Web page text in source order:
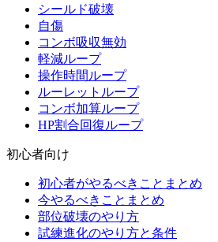
シールド破壊
自傷
コンボ吸収無効
軽減ループ
操作時間ループ
ルーレットループ
コンボ加算ループ
HP割合回復ループ
初心者向け
初心者がやるべきことまとめ
今やるべきことまとめ
部位破壊のやり方
試練進化のやり方と条件